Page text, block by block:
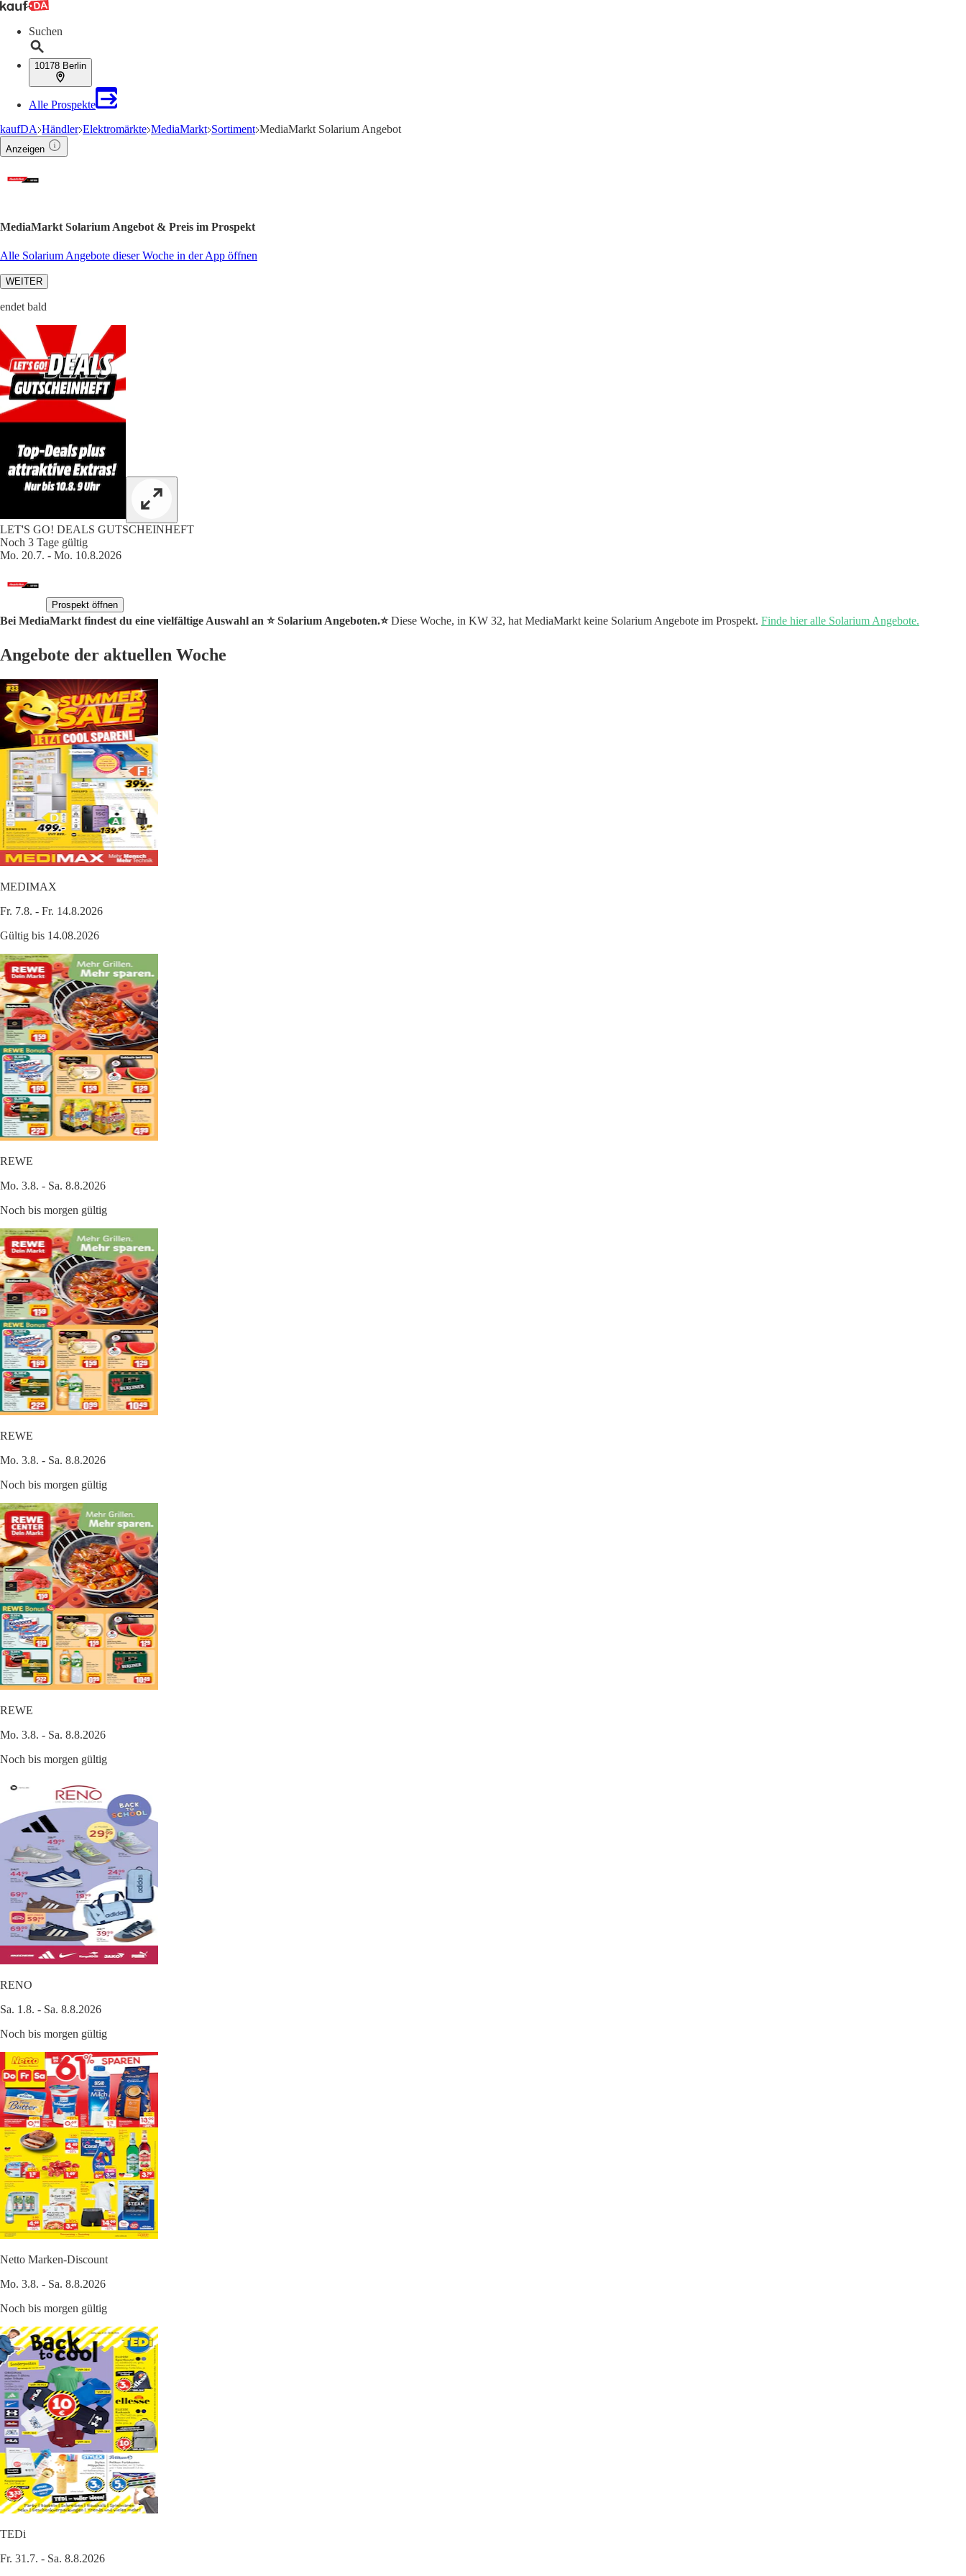
Suchen
10178 Berlin
Alle Prospekte
kaufDA Händler Elektromärkte MediaMarkt Sortiment MediaMarkt Solarium Angebot
Anzeigen
MediaMarkt Solarium Angebot & Preis im Prospekt
Alle Solarium Angebote dieser Woche in der App öffnen
WEITER
endet bald
LET'S GO! DEALS GUTSCHEINHEFT
Noch 3 Tage gültig
Mo. 20.7. - Mo. 10.8.2026
Prospekt öffnen
Bei MediaMarkt findest du eine vielfältige Auswahl an ⭐️ Solarium Angeboten.⭐️Diese Woche, in KW 32, hat MediaMarkt keine Solarium Angebote im Prospekt. Finde hier alle Solarium Angebote.
Angebote der aktuellen Woche
MEDIMAX
Fr. 7.8. - Fr. 14.8.2026
Gültig bis 14.08.2026
REWE
Mo. 3.8. - Sa. 8.8.2026
Noch bis morgen gültig
REWE
Mo. 3.8. - Sa. 8.8.2026
Noch bis morgen gültig
REWE
Mo. 3.8. - Sa. 8.8.2026
Noch bis morgen gültig
RENO
Sa. 1.8. - Sa. 8.8.2026
Noch bis morgen gültig
Netto Marken-Discount
Mo. 3.8. - Sa. 8.8.2026
Noch bis morgen gültig
TEDi
Fr. 31.7. - Sa. 8.8.2026